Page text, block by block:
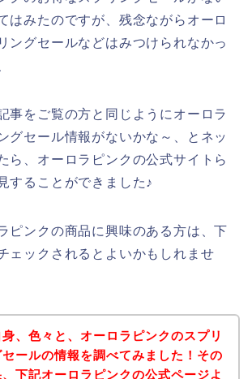
はみたのですが、残念ながらオーロ
ングセールなどはみつけられなかっ
事をご覧の方と同じようにオーロラ
グセール情報がないかな～、とネッ
ら、オーロラピンクの公式サイトら
することができました♪
ピンクの商品に興味のある方は、下
ェックされるとよいかもしれませ
、色々と、オーロラピンクのスプリ
セールの情報を調べてみました！その
下記オーロラピンクの公式ページよ